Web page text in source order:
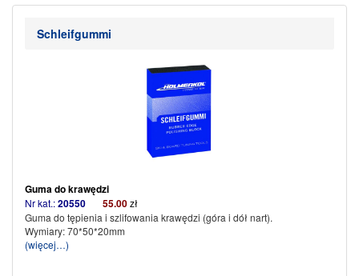
Schleifgummi
Guma do krawędzi
Nr kat.:20550 55.00zł
Guma do tępienia i szlifowania krawędzi (góra i dół nart).
Wymiary: 70*50*20mm
(więcej…)